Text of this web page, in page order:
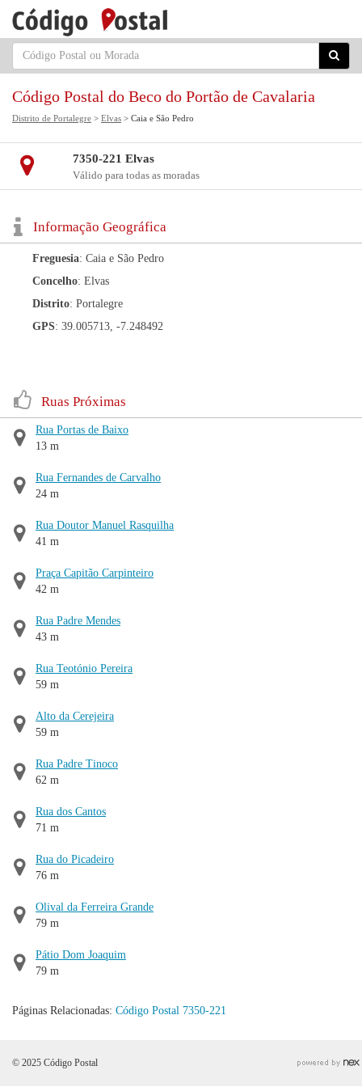
Código Postal do Beco do Portão de Cavalaria
Distrito de Portalegre > Elvas > Caia e São Pedro
7350-221 Elvas
Válido para todas as moradas
Informação Geográfica
Freguesia: Caia e São Pedro
Concelho: Elvas
Distrito: Portalegre
GPS: 39.005713, -7.248492
Ruas Próximas
Rua Portas de Baixo
13 m
Rua Fernandes de Carvalho
24 m
Rua Doutor Manuel Rasquilha
41 m
Praça Capitão Carpinteiro
42 m
Rua Padre Mendes
43 m
Rua Teotónio Pereira
59 m
Alto da Cerejeira
59 m
Rua Padre Tinoco
62 m
Rua dos Cantos
71 m
Rua do Picadeiro
76 m
Olival da Ferreira Grande
79 m
Pátio Dom Joaquim
79 m
Páginas Relacionadas: Código Postal 7350-221
© 2025 Código Postal